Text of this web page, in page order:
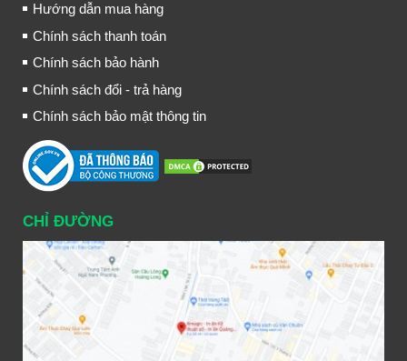
Hướng dẫn mua hàng
Chính sách thanh toán
Chính sách bảo hành
Chính sách đổi - trả hàng
Chính sách bảo mật thông tin
CHỈ ĐƯỜNG